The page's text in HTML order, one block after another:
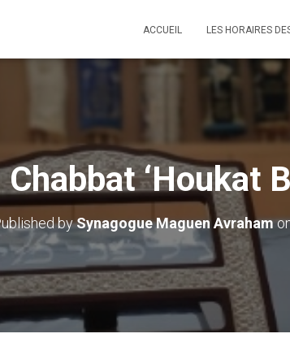
ACCUEIL LES HORAIRES
Chabbat ‘Houkat
bySynagogue Maguen Avraham